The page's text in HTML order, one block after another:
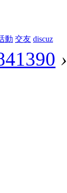
動 交友 discuz
›